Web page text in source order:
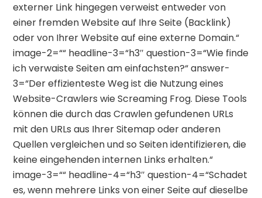
externer Link hingegen verweist entweder von
einer fremden Website auf Ihre Seite (Backlink)
oder von Ihrer Website auf eine externe Domain.“
image-2=““ headline-3=“h3″ question-3=“Wie finde
ich verwaiste Seiten am einfachsten?“ answer-
3=“Der effizienteste Weg ist die Nutzung eines
Website-Crawlers wie Screaming Frog. Diese Tools
können die durch das Crawlen gefundenen URLs
mit den URLs aus Ihrer Sitemap oder anderen
Quellen vergleichen und so Seiten identifizieren, die
keine eingehenden internen Links erhalten.“
image-3=““ headline-4=“h3″ question-4=“Schadet
es, wenn mehrere Links von einer Seite auf dieselbe